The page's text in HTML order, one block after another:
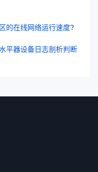
的在线网络运行速度?
平器设备日志剖析判断